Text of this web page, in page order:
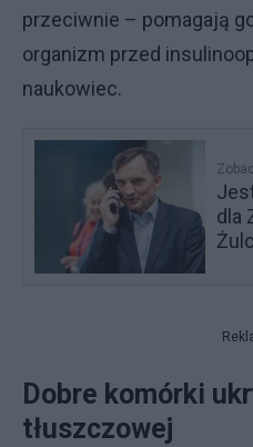
przeciwnie – pomagają
organizm przed
naukowiec.
dla
Dobre komórki
tłuszczowej